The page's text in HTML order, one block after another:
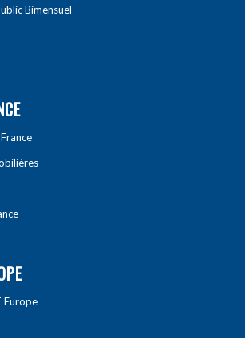
Bimensuel
Europe